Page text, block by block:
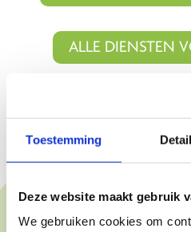
Toestemming
Deze website maakt gebruik
We gebruiken cookies om
ALLE DIENSTEN